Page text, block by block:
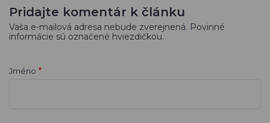
Pridajte komentár k článku
Vaša e-mailová adresa nebude zverejnená. Povinné
informácie sú označené hviezdičkou.
Jméno *